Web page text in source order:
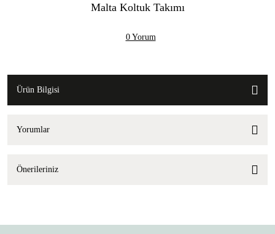
Malta Koltuk Takımı
0 Yorum
Ürün Bilgisi
Yorumlar
Önerileriniz